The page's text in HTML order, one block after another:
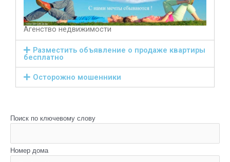
Агенство недвижимости
Разместить объявление о продаже квартиры
бесплатно
Осторожно мошенники
Поиск по ключевому слову
Номер дома